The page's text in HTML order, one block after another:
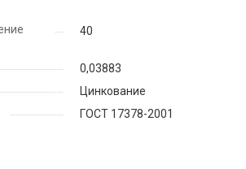
40
0,03883
Цинкование
ГОСТ 17378-2001